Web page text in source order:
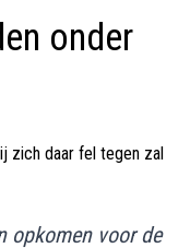
onder
zich daar fel tegen zal
opkomen voor de